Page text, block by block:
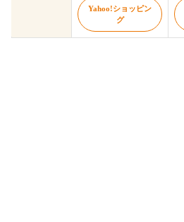
Yahoo!ショッピン
グ